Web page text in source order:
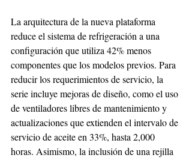
La arquitectura de la nueva plataforma
reduce el sistema de refrigeración a una
configuración que utiliza 42% menos
componentes que los modelos previos. Para
reducir los requerimientos de servicio, la
serie incluye mejoras de diseño, como el uso
de ventiladores libres de mantenimiento y
actualizaciones que extienden el intervalo de
servicio de aceite en 33%, hasta 2,000
horas. Asimismo, la inclusión de una rejilla